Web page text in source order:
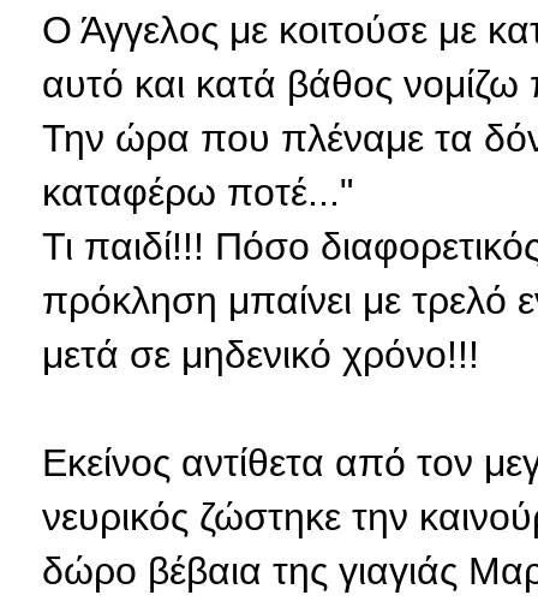
Ο Άγγελος με κοιτούσε με
αυτό και κατά βάθος νομίζω
Την ώρα που πλέναμε τα
καταφέρω ποτέ..."
Τι παιδί!!! Πόσο
πρόκληση μπαίνει με τρελό
μετά σε μηδενικό χρόνο!!!
Εκείνος αντίθετα από τον
νευρικός ζώστηκε την
δώρο βέβαια της γιαγιάς